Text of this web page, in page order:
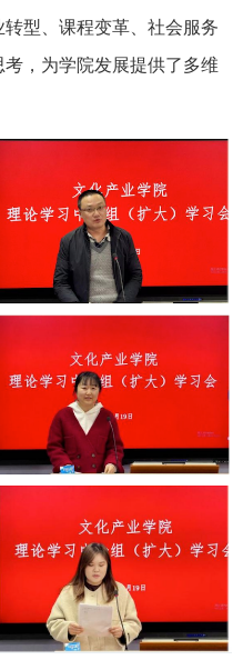
型、课程变革、社会服务
，为学院发展提供了多维